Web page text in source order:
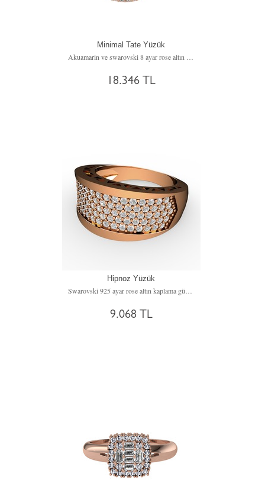
Minimal Tate Yüzük
18.346 TL
Hipnoz Yüzük
9.068 TL